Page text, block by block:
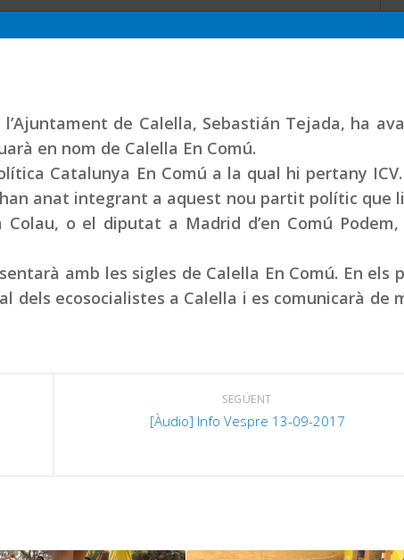
de Calella, Sebastián Tejada, ha
en nom de Calella En Comú.
Catalunya En Comú a la qual hi pertany
anat integrant a aquest nou partit polític que
o el diputat a Madrid d’en Comú Podem,
amb les sigles de Calella En Comú. En els
dels ecosocialistes a Calella i es comunicarà de
SEGÜENT
[Àudio] Info Vespre 13-09-2017